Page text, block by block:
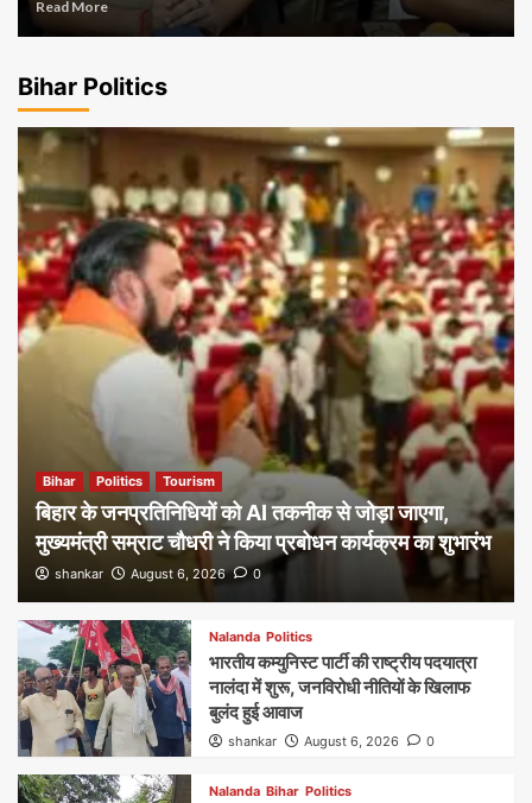
Read More
Bihar Politics
Bihar Politics Tourism
बिहार के जनप्रतिनिधियों को AI तकनीक से जोड़ा जाएगा,
मुख्यमंत्री सम्राट चौधरी ने किया प्रबोधन कार्यक्रम का शुभारंभ
shankar August 6, 2026 0
Nalanda Politics
भारतीय कम्युनिस्ट पार्टी की राष्ट्रीय पदयात्रा
नालंदा में शुरू, जनविरोधी नीतियों के खिलाफ
बुलंद हुई आवाज
shankar August 6, 2026 0
Nalanda Bihar Politics